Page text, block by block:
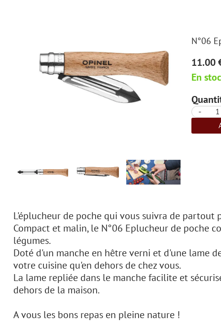
N°06
11.00
En
-
L'éplucheur de poche qui vous suivra de partout
Compact et malin, le N°06 Eplucheur de poche
légumes.
Doté d'un manche en hêtre verni et d'une lame
votre cuisine qu'en dehors de chez vous.
La lame repliée dans le manche facilite et
dehors de la maison.
A vous les bons repas en pleine nature !